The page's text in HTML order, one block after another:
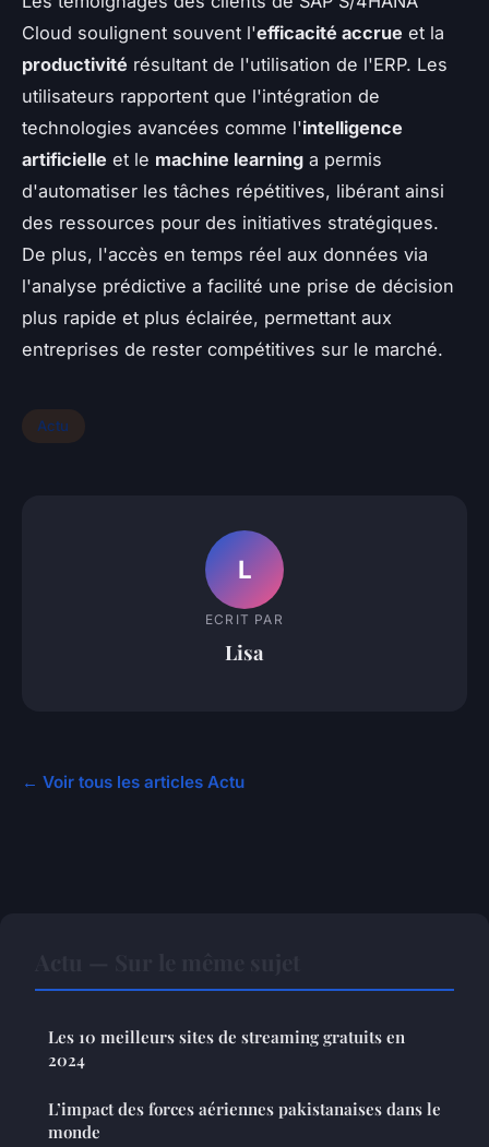
Cloud soulignent souvent l'efficacité accrue et la
productivité résultant de l'utilisation de l'ERP. Les
utilisateurs rapportent que l'intégration de
technologies avancées comme l'intelligence
artificielle et le machine learning a permis
d'automatiser les tâches répétitives, libérant ainsi
des ressources pour des initiatives stratégiques.
De plus, l'accès en temps réel aux données via
l'analyse prédictive a facilité une prise de décision
plus rapide et plus éclairée, permettant aux
entreprises de rester compétitives sur le marché.
Actu
L
ECRIT PAR
Lisa
← Voir tous les articles Actu
Les 10 meilleurs sites de streaming gratuits en
2024
L’impact des forces aériennes pakistanaises dans le
monde